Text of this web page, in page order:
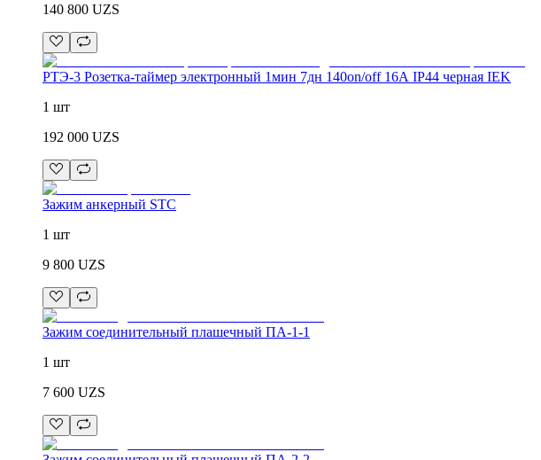
140 800 UZS
РТЭ-3 Розетка-таймер электронный 1мин 7дн 140on/off 16А IP44 черная IEK
1 шт
192 000 UZS
Зажим анкерный STC
1 шт
9 800 UZS
Зажим соединительный плашечный ПА-1-1
1 шт
7 600 UZS